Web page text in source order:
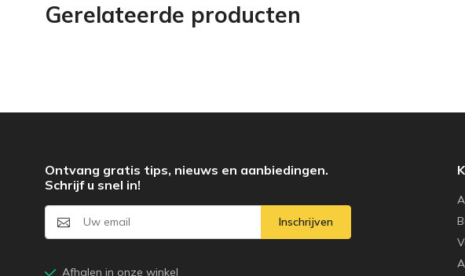
Gerelateerde producten
Ontvang gratis tips, nieuws en aanbiedingen.
Schrijf u snel in!
Inschrijven
Afhalen in onze winkel